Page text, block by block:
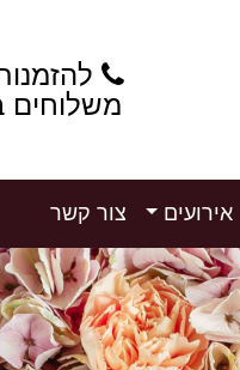
להזמנות
משלוחים
אירועים צור קשר